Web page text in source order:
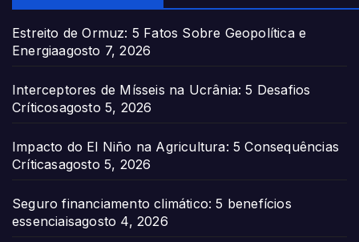
Estreito de Ormuz: 5 Fatos Sobre Geopolítica e
Energiaagosto 7, 2026
Interceptores de Mísseis na Ucrânia: 5 Desafios
Críticosagosto 5, 2026
Impacto do El Niño na Agricultura: 5 Consequências
Críticasagosto 5, 2026
Seguro financiamento climático: 5 benefícios
essenciaisagosto 4, 2026